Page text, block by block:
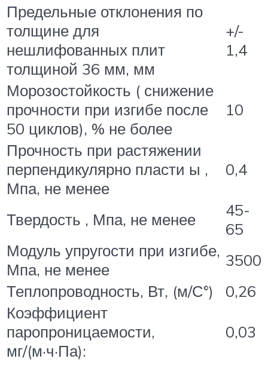
Предельные отклонения по
толщине для
нешлифованных плит
толщиной 36 мм, мм
+/-
1,4
Морозостойкость ( снижение
прочности при изгибе после
50 циклов), % не более
10
Прочность при растяжении
перпендикулярно пласти ы ,
Мпа, не менее
0,4
Твердость , Мпа, не менее
45-
65
Модуль упругости при изгибе,
Мпа, не менее
3500
Теплопроводность, Вт, (м/С°)
0,26
Коэффициент
паропроницаемости,
мг/(м·ч·Па):
0,03